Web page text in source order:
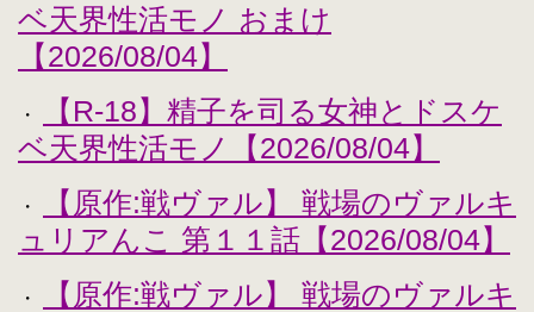
ベ天界性活モノ おまけ
【2026/08/04】
・
【R-18】精子を司る女神とドスケ
ベ天界性活モノ【2026/08/04】
・
【原作:戦ヴァル】 戦場のヴァルキ
ュリアんこ 第１１話【2026/08/04】
・
【原作:戦ヴァル】 戦場のヴァルキ